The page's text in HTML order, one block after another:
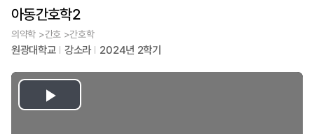
아동간호학2
의약학 >간호 >간호학
원광대학교 강소라 2024년 2학기
Play